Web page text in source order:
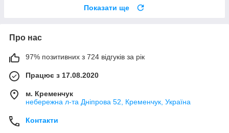
Показати ще
Про нас
97% позитивних з 724 відгуків за рік
Працює з 17.08.2020
м. Кременчук
небережна л-та Дніпрова 52, Кременчук, Україна
Контакти